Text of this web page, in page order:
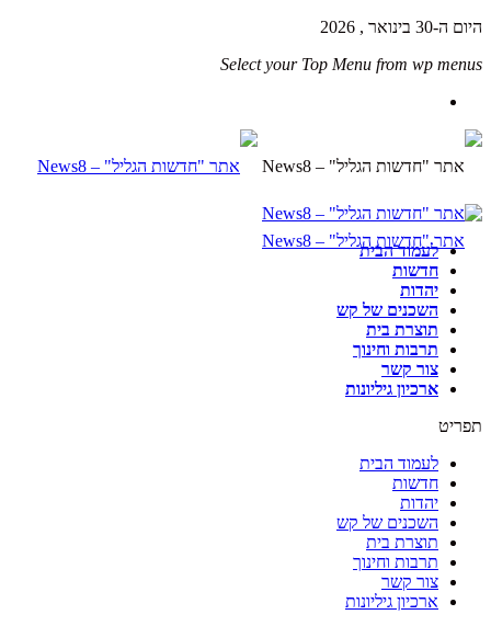
היום ה-30 בינואר , 2026
Select your Top Menu from wp menus
לעמוד הבית
חדשות
יהדות
השכנים של קש
תוצרת בית
תרבות וחינוך
צור קשר
ארכיון גיליונות
תפריט
לעמוד הבית
חדשות
יהדות
השכנים של קש
תוצרת בית
תרבות וחינוך
צור קשר
ארכיון גיליונות